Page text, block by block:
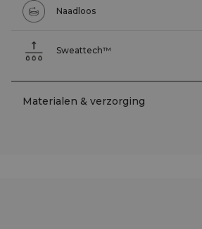
Naadloos
Sweattech™
Materialen & verzorging